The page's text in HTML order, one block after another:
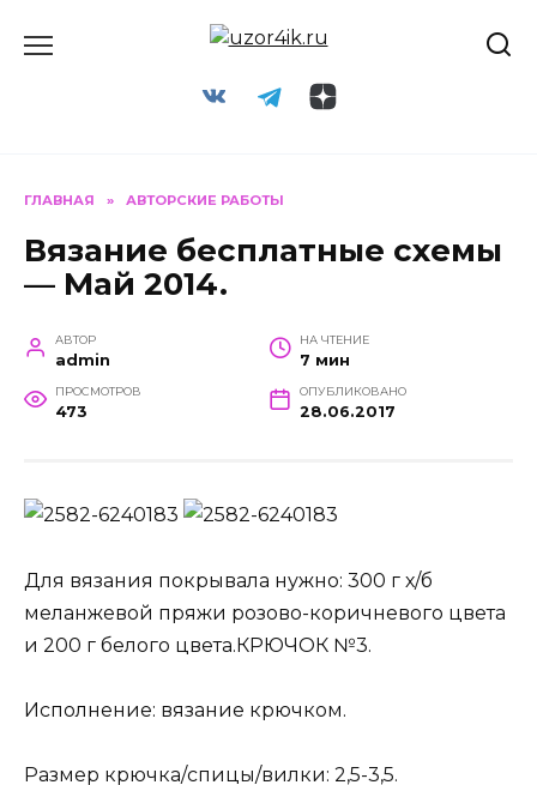
ГЛАВНАЯ » АВТОРСКИЕ РАБОТЫ
Вязание бесплатные схемы
— Май 2014.
АВТОР
admin
НА ЧТЕНИЕ
7 мин
ПРОСМОТРОВ
473
ОПУБЛИКОВАНО
28.06.2017
Для вязания покрывала нужно: 300 г х/б
меланжевой пряжи розово-коричневого цвета
и 200 г белого цвета.КРЮЧОК №3.
Исполнение: вязание крючком.
Размер крючка/спицы/вилки: 2,5-3,5.